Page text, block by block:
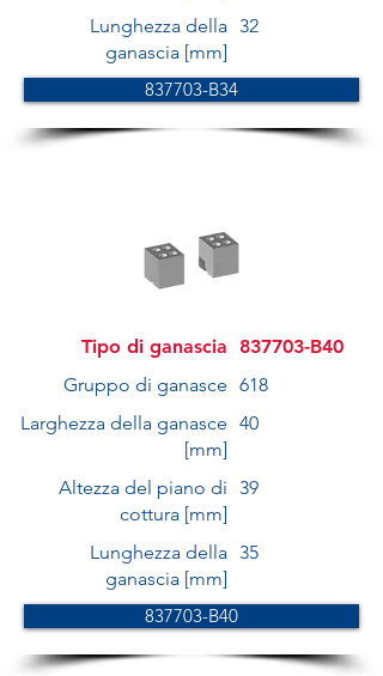
Lunghezza della
ganascia [mm]
32
837703-B34
Tipo di ganascia
837703-B40
Gruppo di ganasce 618
Larghezza della ganasce
[mm]
40
Altezza del piano di
cottura [mm]
39
Lunghezza della
ganascia [mm]
35
837703-B40